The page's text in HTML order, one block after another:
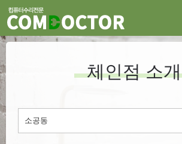
체인점 소개